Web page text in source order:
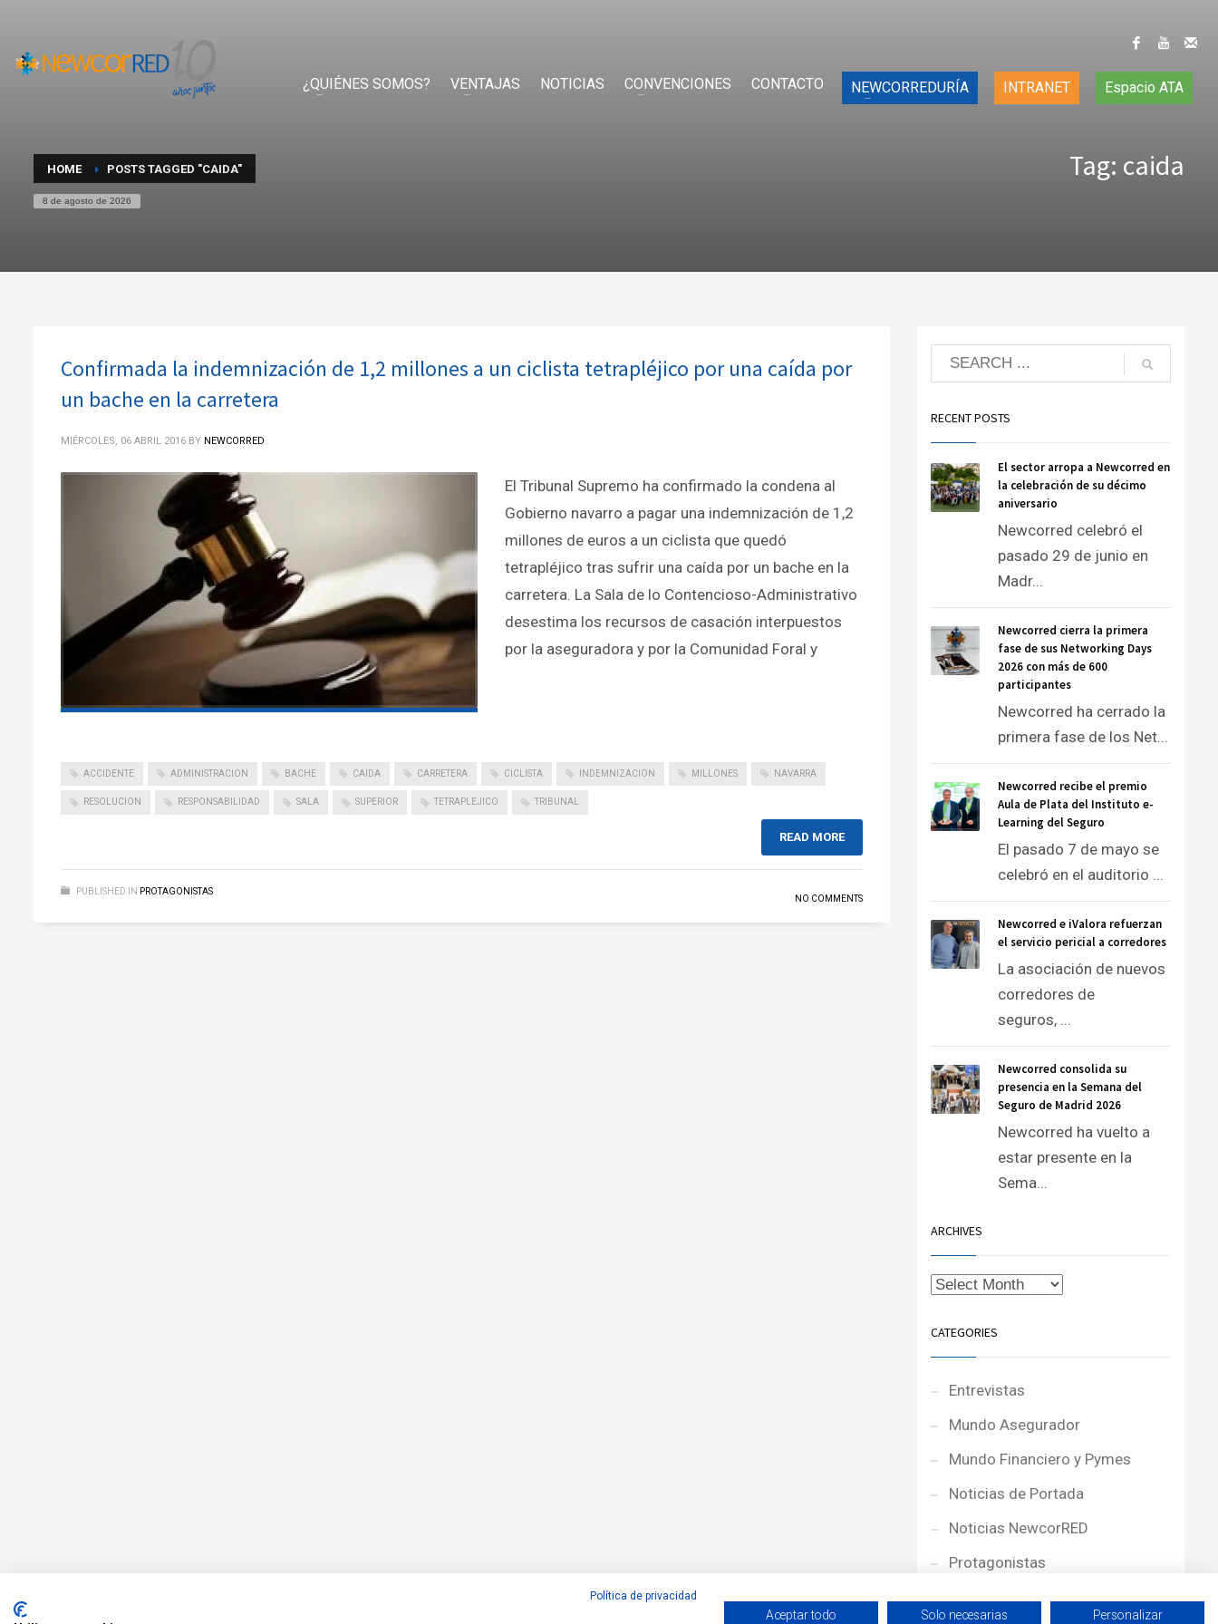
¿QUIÉNES SOMOS? VENTAJAS NOTICIAS CONVENCIONES CONTACTO NEWCORREDURÍA INTRANET Espacio ATA
HOME POSTS TAGGED "CAIDA"
8 de agosto de 2026
Tag: caida
Confirmada la indemnización de 1,2 millones a un ciclista tetrapléjico por una caída por
un bache en la carretera
MIÉRCOLES, 06 ABRIL 2016 BY NEWCORRED
El Tribunal Supremo ha confirmado la condena al
Gobierno navarro a pagar una indemnización de 1,2
millones de euros a un ciclista que quedó
tetrapléjico tras sufrir una caída por un bache en la
carretera. La Sala de lo Contencioso-Administrativo
desestima los recursos de casación interpuestos
por la aseguradora y por la Comunidad Foral y
ACCIDENTE ADMINISTRACION BACHE CAIDA CARRETERA CICLISTA INDEMNIZACION MILLONES NAVARRA
RESOLUCION RESPONSABILIDAD SALA SUPERIOR TETRAPLEJICO TRIBUNAL
READ MORE
PUBLISHED IN PROTAGONISTAS
NO COMMENTS
RECENT POSTS
El sector arropa a Newcorred en
la celebración de su décimo
aniversario
Newcorred celebró el
pasado 29 de junio en
Madr...
Newcorred cierra la primera
fase de sus Networking Days
2026 con más de 600
participantes
Newcorred ha cerrado la
primera fase de los Net...
Newcorred recibe el premio
Aula de Plata del Instituto e-
Learning del Seguro
El pasado 7 de mayo se
celebró en el auditorio ...
Newcorred e iValora refuerzan
el servicio pericial a corredores
La asociación de nuevos
corredores de
seguros, ...
Newcorred consolida su
presencia en la Semana del
Seguro de Madrid 2026
Newcorred ha vuelto a
estar presente en la
Sema...
ARCHIVES
CATEGORIES
Entrevistas
Mundo Asegurador
Mundo Financiero y Pymes
Noticias de Portada
Noticias NewcorRED
Protagonistas
Reportajes
Política de privacidad
Aceptar todo Solo necesarias Personalizar